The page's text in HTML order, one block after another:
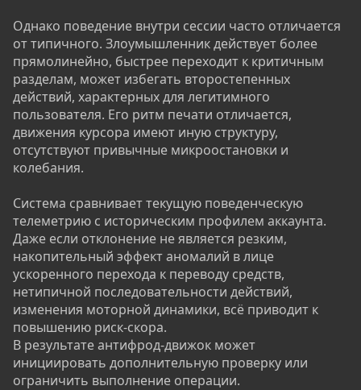
Однако поведение внутри сессии часто отличается
от типичного. Злоумышленник действует более
прямолинейно, быстрее переходит к критичным
разделам, может избегать второстепенных
действий, характерных для легитимного
пользователя. Его ритм печати отличается,
движения курсора имеют иную структуру,
отсутствуют привычные микроостановки и
колебания.
Система сравнивает текущую поведенческую
телеметрию с историческим профилем аккаунта.
Даже если отклонение не является резким,
накопительный эффект аномалий в лице
ускоренного перехода к переводу средств,
нетипичной последовательности действий,
изменения моторной динамики, всё приводит к
повышению риск-скора.
В результате антифрод-движок может
инициировать дополнительную проверку или
ограничить выполнение операции.